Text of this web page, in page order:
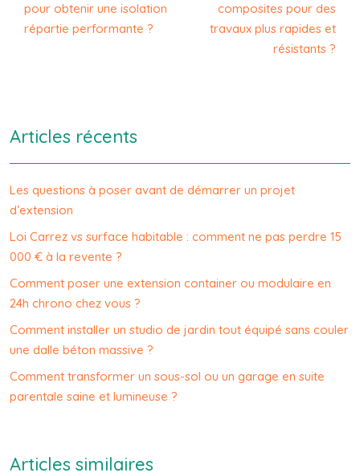
pour obtenir une isolation
répartie performante ?
composites pour des
travaux plus rapides et
résistants ?
Articles récents
Les questions à poser avant de démarrer un projet
d’extension
Loi Carrez vs surface habitable : comment ne pas perdre 15
000 € à la revente ?
Comment poser une extension container ou modulaire en
24h chrono chez vous ?
Comment installer un studio de jardin tout équipé sans couler
une dalle béton massive ?
Comment transformer un sous-sol ou un garage en suite
parentale saine et lumineuse ?
Articles similaires